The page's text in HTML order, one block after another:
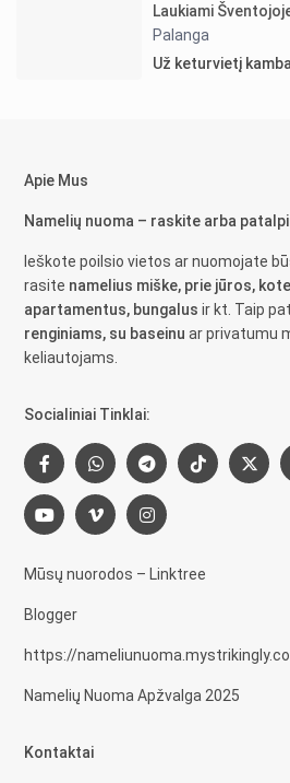
Laukiami
Palanga
Už keturvietį
Apie Mus
Namelių nuoma – raskite arba
Ieškote poilsio vietos ar nuomojate
rasite namelius miške, prie jūros,
apartamentus, bungalus ir kt. Taip
renginiams, su baseinu ar privatumu
keliautojams.
Socialiniai Tinklai:
Mūsų nuorodos – Linktree
Blogger
https://
Namelių Nuoma Apžvalga 2025
Kontaktai